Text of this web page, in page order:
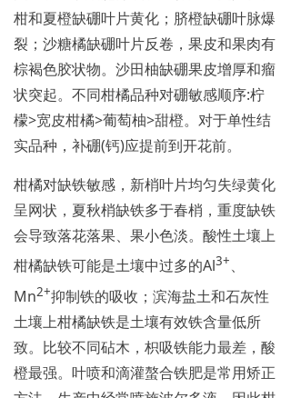
柑和夏橙缺硼叶片黄化；脐橙缺硼叶脉爆
裂；沙糖橘缺硼叶片反卷，果皮和果肉有
棕褐色胶状物。沙田柚缺硼果皮增厚和瘤
状突起。不同柑橘品种对硼敏感顺序:柠
檬>宽皮柑橘>葡萄柚>甜橙。对于单性结
实品种，补硼(钙)应提前到开花前。
柑橘对缺铁敏感，新梢叶片均匀失绿黄化
呈网状，夏秋梢缺铁多于春梢，重度缺铁
会导致落花落果、果小色淡。酸性土壤上
柑橘缺铁可能是土壤中过多的Al3+、
Mn2+抑制铁的吸收；滨海盐土和石灰性
土壤上柑橘缺铁是土壤有效铁含量低所
致。比较不同砧木，枳吸铁能力最差，酸
橙最强。叶喷和滴灌螯合铁肥是常用矫正